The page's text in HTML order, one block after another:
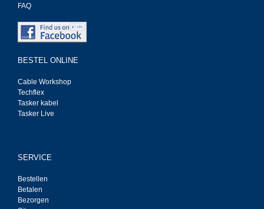
FAQ
BESTEL ONLINE
Cable Workshop
Techflex
Tasker kabel
Tasker Live
SERVICE
Bestellen
Betalen
Bezorgen